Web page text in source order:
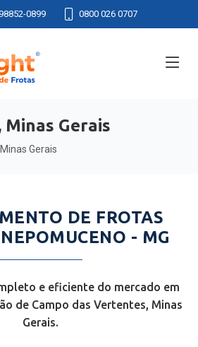
0899 0800 026 0707
Minas Gerais
Gerais
DE FROTAS
- MG
e eficiente do mercado em
de Campo das Vertentes, Minas
Gerais.